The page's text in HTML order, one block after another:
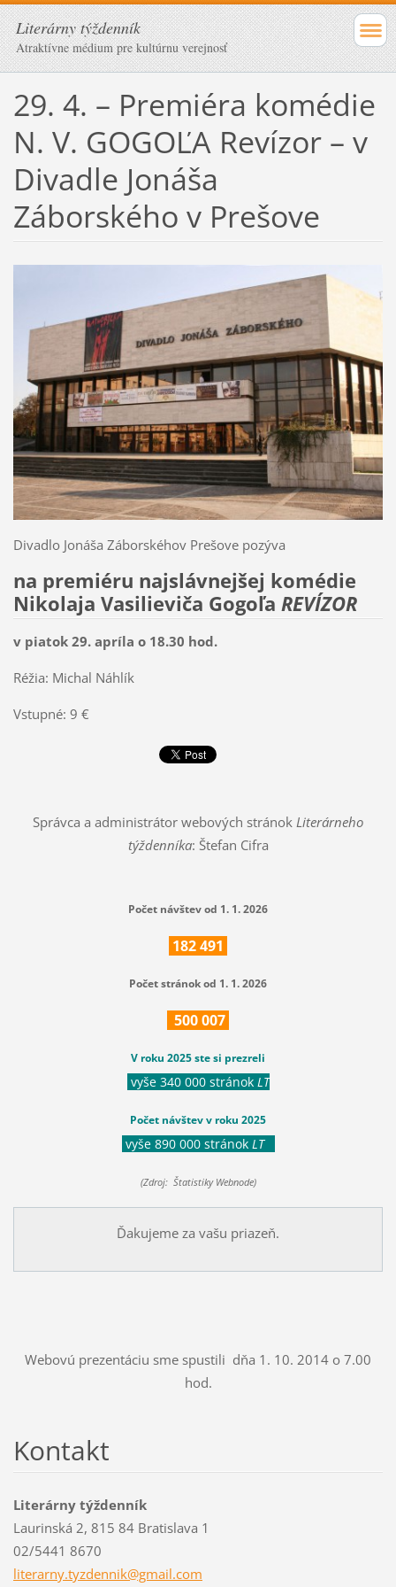
Literárny týždenník
Atraktívne médium pre kultúrnu verejnosť
29. 4. – Premiéra komédie
N. V. GOGOĽA Revízor – v
Divadle Jonáša
Záborského v Prešove
Divadlo Jonáša Záborskéhov Prešove pozýva
na premiéru najslávnejšej komédie
Nikolaja Vasilieviča Gogoľa REVÍZOR
v piatok 29. apríla o 18.30 hod.
Réžia: Michal Náhlík
Vstupné: 9 €
Správca a administrátor webových stránok Literárneho
týždenníka: Štefan Cifra
Počet návštev od 1. 1. 2026
182491
Počet stránok od 1. 1. 2026
500007
V roku 2025 ste si prezreli
vyše 340 000 stránok LT
Počet návštev v roku 2025
vyše 890 000 stránok LT
(Zdroj: Štatistiky Webnode)
Ďakujeme za vašu priazeň.
Webovú prezentáciu sme spustili dňa 1. 10. 2014 o 7.00
hod.
Kontakt
Literárny týždenník
Laurinská 2, 815 84 Bratislava 1
02/5441 8670
literarny.tyzdennik@gmail.com